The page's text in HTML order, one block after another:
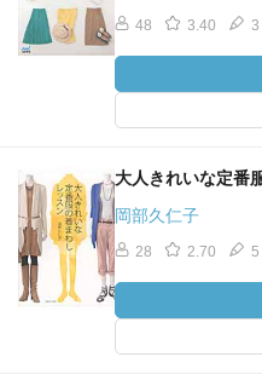
48 3.40 3
大人きれいな定番
岡部久仁子
28 2.70 5